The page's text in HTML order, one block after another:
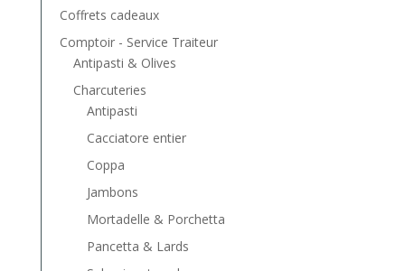
Coffrets cadeaux
Comptoir - Service Traiteur
Antipasti & Olives
Charcuteries
Antipasti
Cacciatore entier
Coppa
Jambons
Mortadelle & Porchetta
Pancetta & Lards